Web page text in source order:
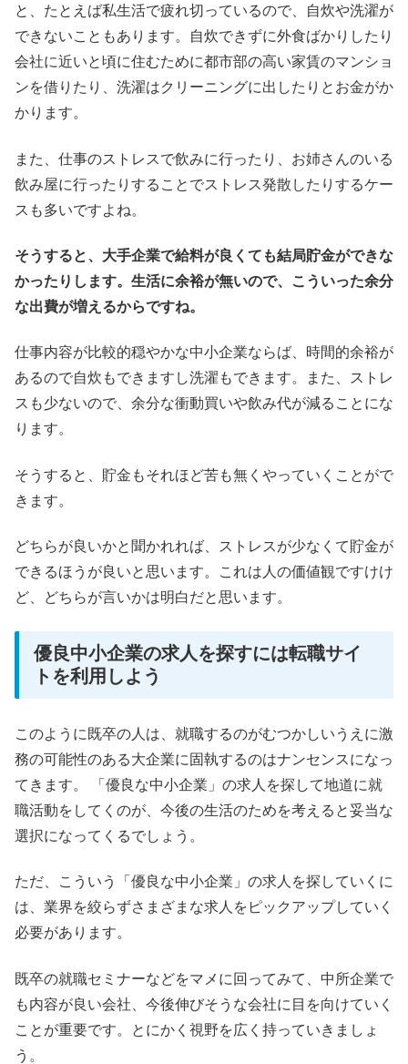
と、たとえば私生活で疲れ切っているので、自炊や洗濯が
できないこともあります。自炊できずに外食ばかりしたり
会社に近いと頃に住むために都市部の高い家賃のマンショ
ンを借りたり、洗濯はクリーニングに出したりとお金がか
かります。
また、仕事のストレスで飲みに行ったり、お姉さんのいる
飲み屋に行ったりすることでストレス発散したりするケー
スも多いですよね。
そうすると、大手企業で給料が良くても結局貯金ができな
かったりします。生活に余裕が無いので、こういった余分
な出費が増えるからですね。
仕事内容が比較的穏やかな中小企業ならば、時間的余裕が
あるので自炊もできますし洗濯もできます。また、ストレ
スも少ないので、余分な衝動買いや飲み代が減ることにな
ります。
そうすると、貯金もそれほど苦も無くやっていくことがで
きます。
どちらが良いかと聞かれれば、ストレスが少なくて貯金が
できるほうが良いと思います。これは人の価値観ですけけ
ど、どちらが言いかは明白だと思います。
優良中小企業の求人を探すには転職サイ
トを利用しよう
このように既卒の人は、就職するのがむつかしいうえに激
務の可能性のある大企業に固執するのはナンセンスになっ
てきます。 「優良な中小企業」の求人を探して地道に就
職活動をしてくのが、今後の生活のためを考えると妥当な
選択になってくるでしょう。
ただ、こういう「優良な中小企業」の求人を探していくに
は、業界を絞らずさまざまな求人をピックアップしていく
必要があります。
既卒の就職セミナーなどをマメに回ってみて、中所企業で
も内容が良い会社、今後伸びそうな会社に目を向けていく
ことが重要です。とにかく視野を広く持っていきましょ
う。